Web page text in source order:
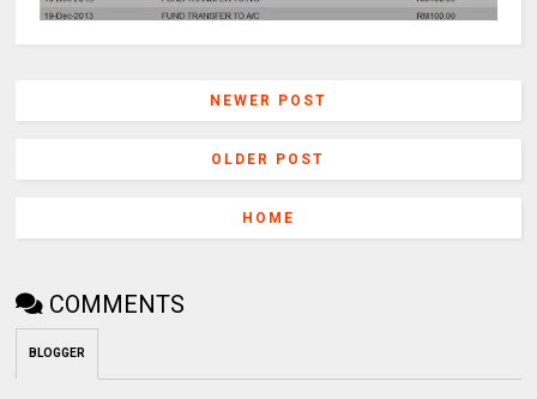
NEWER POST
OLDER POST
HOME
COMMENTS
BLOGGER